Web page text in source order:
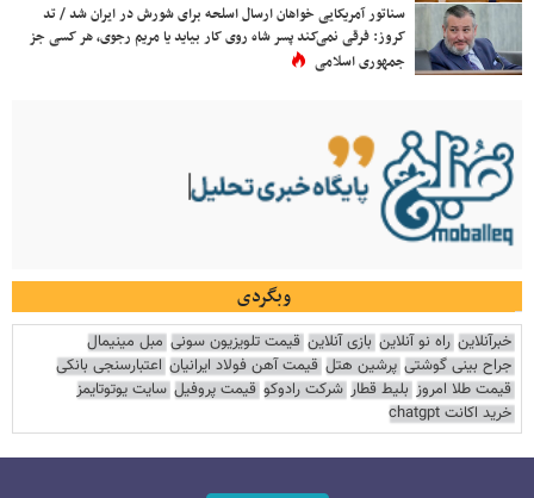
سناتور آمریکایی خواهان ارسال اسلحه برای شورش در ایران شد / تد
کروز: فرقی نمی‌کند پسر شاه روی کار بیاید یا مریم رجوی، هر کسی جز
جمهوری اسلامی
وبگردی
خبرآنلاین راه نو آنلاین بازی آنلاین قیمت تلویزیون سونی مبل مینیمال
جراح بینی گوشتی پرشین هتل قیمت آهن فولاد ایرانیان اعتبارسنجی بانکی
قیمت طلا امروز بلیط قطار شرکت رادوکو قیمت پروفیل سایت یوتوتایمز
خرید اکانت chatgpt